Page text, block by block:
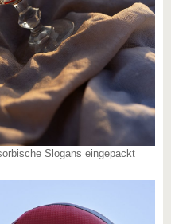
Slogans eingepackt